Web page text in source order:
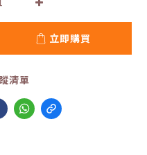
立即購買
清單